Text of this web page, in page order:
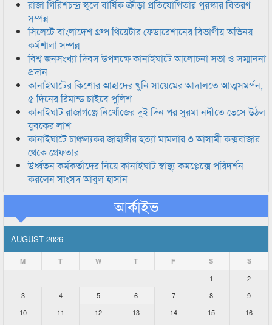
রাজা গিরিশচন্দ্র স্কুলে বার্ষিক ক্রীড়া প্রতিযোগিতার পুরস্কার বিতরণ
সম্পন্ন
সিলেটে বাংলাদেশ গ্রুপ থিয়েটার ফেডারেশানের বিভাগীয় অভিনয়
কর্মশালা সম্পন্ন
বিশ্ব জনসংখ্যা দিবস উপলক্ষে কানাইঘাটে আলোচনা সভা ও সম্মাননা
প্রদান
কানাইঘাটের কিশোর আহাদের খুনি সায়েমের আদালতে আত্মসমর্পন,
৫ দিনের রিমান্ড চাইবে পুলিশ
কানাইঘাট রাজাগঞ্জে নিখোঁজের দুই দিন পর সুরমা নদীতে ভেসে উঠল
যুবকের লাশ
কানাইঘাটে চাঞ্চল্যকর জাহাঙ্গীর হত্যা মামলার ৩ আসামী কক্সবাজার
থেকে গ্রেফতার
উর্ধ্বতন কর্মকর্তাদের নিয়ে কানাইঘাট স্বাস্থ্য কমপ্লেক্সে পরিদর্শন
করলেন সাংসদ আবুল হাসান
আর্কাইভ
AUGUST 2026
M T W T F S S
1
2
3
4 5 6 7 8
9
10
11 12 13 14 15
16